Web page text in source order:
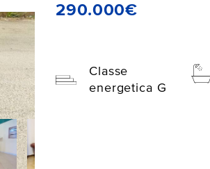
290.000€
Classe
energetica G